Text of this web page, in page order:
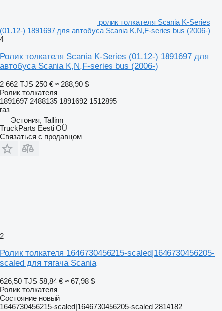
ролик толкателя Scania K-Series
(01.12-) 1891697 для автобуса Scania K,N,F-series bus (2006-)
4
Ролик толкателя Scania K-Series (01.12-) 1891697 для
автобуса Scania K,N,F-series bus (2006-)
2 662 TJS 250 € ≈ 288,90 $
Ролик толкателя
1891697 2488135 1891692 1512895
газ
Эстония, Tallinn
TruckParts Eesti OÜ
Связаться с продавцом
2
Ролик толкателя 1646730456215-scaled|1646730456205-
scaled для тягача Scania
626,50 TJS 58,84 € ≈ 67,98 $
Ролик толкателя
Состояние новый
1646730456215-scaled|1646730456205-scaled 2814182